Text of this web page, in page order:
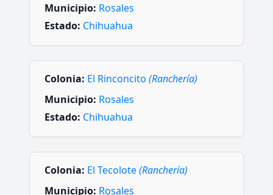
Municipio: Rosales
Estado: Chihuahua
Colonia: El Rinconcito (Ranchería)
Municipio: Rosales
Estado: Chihuahua
Colonia: El Tecolote(Ranchería)
Municipio: Rosales